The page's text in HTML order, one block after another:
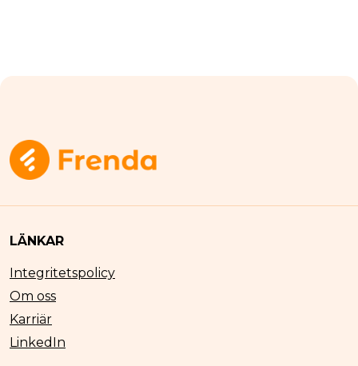
LÄNKAR
Integritetspolicy
Om oss
Karriär
LinkedIn